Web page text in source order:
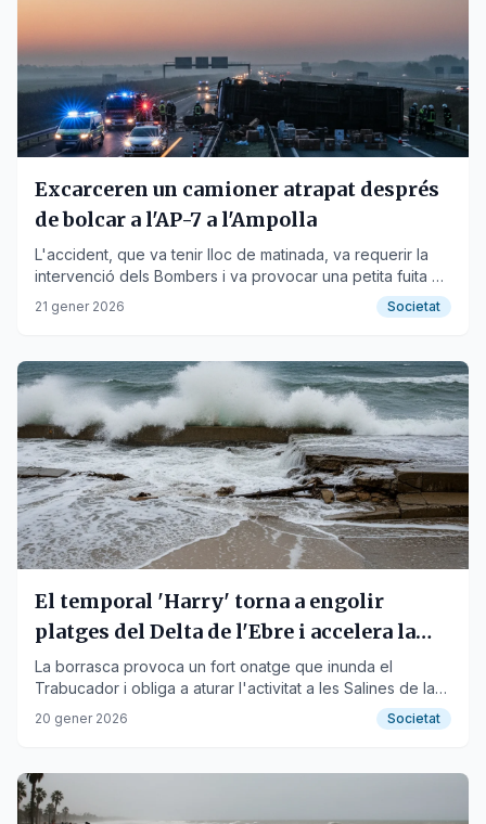
Excarceren un camioner atrapat després
de bolcar a l'AP-7 a l'Ampolla
L'accident, que va tenir lloc de matinada, va requerir la
intervenció dels Bombers i va provocar una petita fuita de
combustible.
21 gener 2026 Societat
El temporal 'Harry' torna a engolir
platges del Delta de l'Ebre i accelera la
regressió costanera
La borrasca provoca un fort onatge que inunda el
Trabucador i obliga a aturar l'activitat a les Salines de la
Trinitat.
20 gener 2026 Societat